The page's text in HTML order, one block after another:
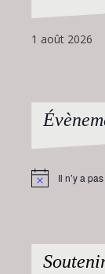
1 août 2026
Notice Il n’y a